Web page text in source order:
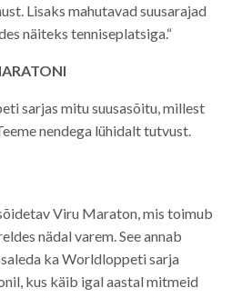
Lisaks mahutavad suusarajad
näiteks tenniseplatsiga.“
sarjas mitu suusasõitu, millest
nendega lühidalt tutvust.
Viru Maraton, mis toimub
nädal varem. See annab
ka Worldloppeti sarja
kus käib igal aastal mitmeid